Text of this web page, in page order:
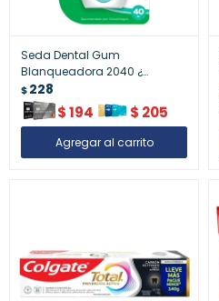
Seda Dental Gum
Blanqueadora 2040 ¿
Sonrisa Brillante
$228
$194 $ 205